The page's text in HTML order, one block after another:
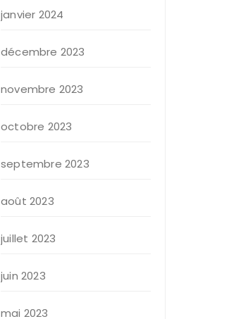
janvier 2024
décembre 2023
novembre 2023
octobre 2023
septembre 2023
août 2023
juillet 2023
juin 2023
mai 2023